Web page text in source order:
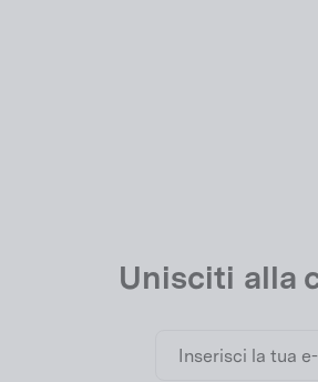
Unisciti alla